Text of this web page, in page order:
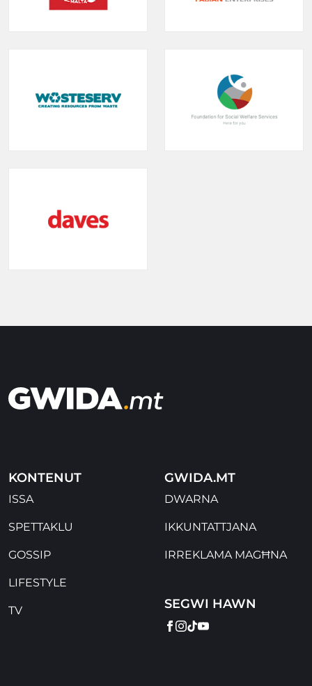
KONTENUT
ISSA
SPETTAKLU
GOSSIP
LIFESTYLE
TV
GWIDA.MT
DWARNA
IKKUNTATTJANA
IRREKLAMA MAGĦNA
SEGWI HAWN
FACEBOOK
INSTAGRAM
TIKTOK
YOUTUBE